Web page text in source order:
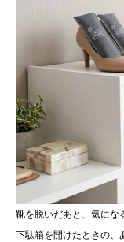
日本製（竹の産
３か月～6か月
トラックの中に靴
今では全部の靴
また放置竹林の
す。
レビュー
靴を脱いだあと、気にな
下駄箱を開けたときの、